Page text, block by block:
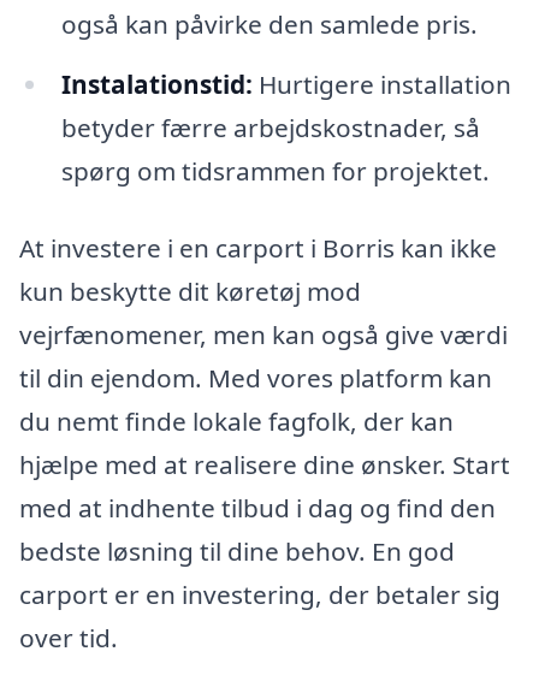
også kan påvirke den samlede pris.
Instalationstid: Hurtigere installation
betyder færre arbejdskostnader, så
spørg om tidsrammen for projektet.
At investere i en carport i Borris kan ikke
kun beskytte dit køretøj mod
vejrfænomener, men kan også give værdi
til din ejendom. Med vores platform kan
du nemt finde lokale fagfolk, der kan
hjælpe med at realisere dine ønsker. Start
med at indhente tilbud i dag og find den
bedste løsning til dine behov. En god
carport er en investering, der betaler sig
over tid.